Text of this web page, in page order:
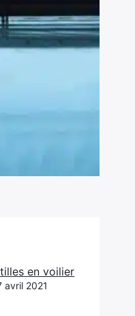
en voilier
avril 2021